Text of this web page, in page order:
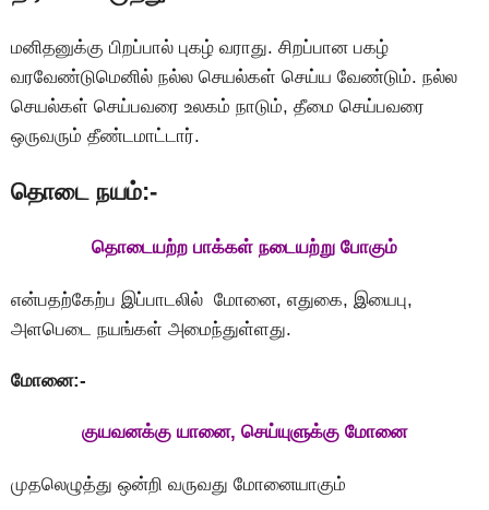
மனிதனுக்கு பிறப்பால் புகழ் வராது. சிறப்பான பகழ்
வரவேண்டுமெனில் நல்ல செயல்கள் செய்ய வேண்டும். நல்ல
செயல்கள் செய்பவரை உலகம் நாடும், தீமை செய்பவரை
ஒருவரும் தீண்டமாட்டார்.
தொடை நயம்:-
தொடையற்ற பாக்கள் நடையற்று போகும்
என்பதற்கேற்ப இப்பாடலில் மோனை, எதுகை, இயைபு,
அளபெடை நயங்கள் அமைந்துள்ளது.
மோனை:-
குயவனக்கு யானை, செய்யுளுக்கு மோனை
முதலெழுத்து ஒன்றி வருவது மோனையாகும்